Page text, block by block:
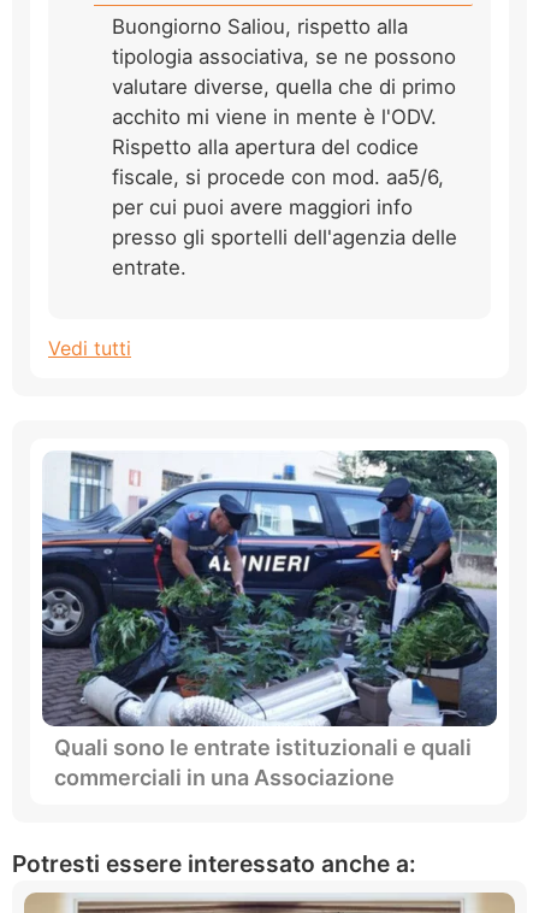
Buongiorno Saliou, rispetto alla
tipologia associativa, se ne possono
valutare diverse, quella che di primo
acchito mi viene in mente è l'ODV.
Rispetto alla apertura del codice
fiscale, si procede con mod. aa5/6,
per cui puoi avere maggiori info
presso gli sportelli dell'agenzia delle
entrate.
Vedi tutti
Quali sono le entrate istituzionali e quali
commerciali in una Associazione
Potresti essere interessato anche a: